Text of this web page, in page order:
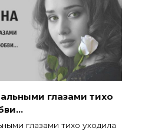
глазами тихо
глазами тихо уходила